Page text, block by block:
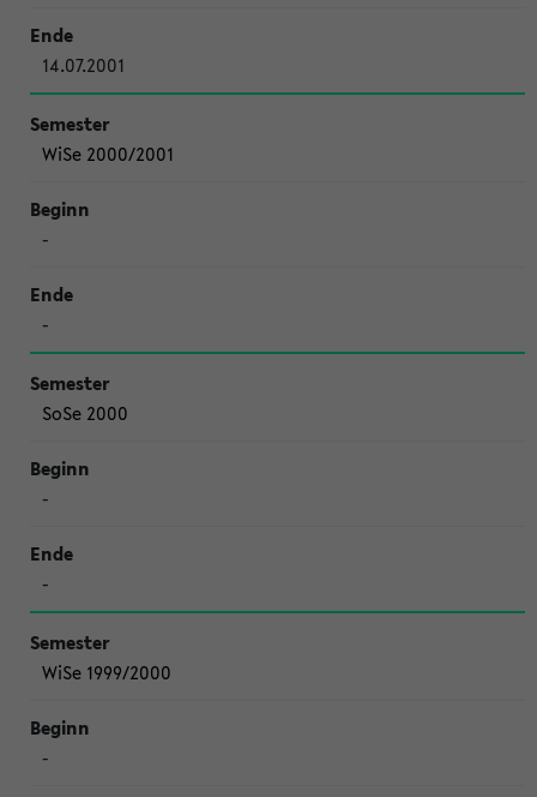
14.07.2001
WiSe 2000/2001
-
-
SoSe 2000
-
-
WiSe 1999/2000
-